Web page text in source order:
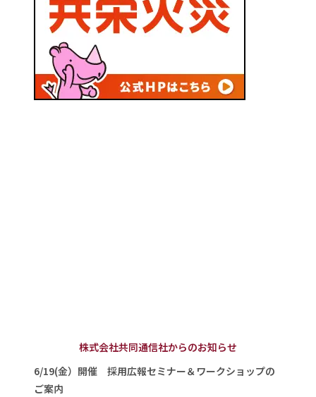
株式会社共同通信社からのお知らせ
6/19(金）開催 採用広報セミナー＆ワークショップの
ご案内